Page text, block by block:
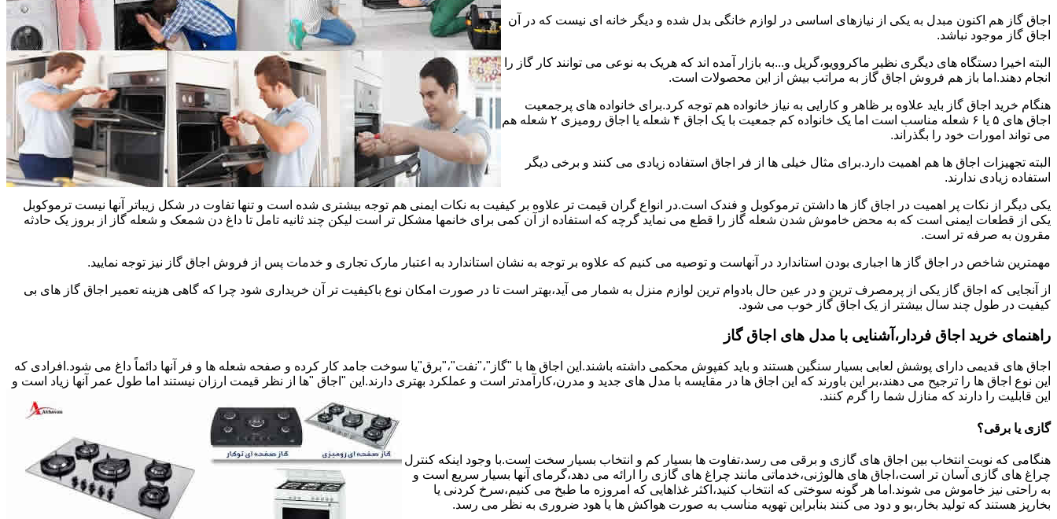
اجاق گاز هم اکنون مبدل به یکی از نیازهای اساسی در لوازم خانگی بدل شده و دیگر خانه ای نیست که در آن
اجاق گاز موجود نباشد.
البته اخیرا دستگاه های دیگری نظیر ماکروویو،گریل و...به بازار آمده اند که هریک به نوعی می توانند کار گاز را
انجام دهند.اما باز هم فروش اجاق گاز به مراتب بیش از این محصولات است.
هنگام خرید اجاق گاز باید علاوه بر ظاهر و کارایی به نیاز خانواده هم توجه کرد.برای خانواده های پرجمعیت
اجاق های ۵ یا ۶ شعله مناسب است اما یک خانواده کم جمعیت با یک اجاق ۴ شعله یا اجاق رومیزی ۲ شعله هم
می تواند امورات خود را بگذراند.
البته تجهیزات اجاق ها هم اهمیت دارد.برای مثال خیلی ها از فر اجاق استفاده زیادی می کنند و برخی دیگر
استفاده زیادی ندارند.
یکی دیگر از نکات پر اهمیت در اجاق گاز ها داشتن ترموکوبل و فندک است.در انواع گران قیمت تر علاوه بر کیفیت به نکات ایمنی هم توجه بیشتری شده است و تنها تفاوت در شکل زیباتر آنها نیست ترموکوبل
یکی از قطعات ایمنی است که به محض خاموش شدن شعله گاز را قطع می نماید گرچه که استفاده از آن کمی برای خانمها مشکل تر است لیکن چند ثانیه تامل تا داغ دن شمعک و شعله گاز از بروز یک حادثه
مقرون به صرفه تر است.
مهمترین شاخص در اجاق گاز ها اجباری بودن استاندارد در آنهاست و توصیه می کنیم که علاوه بر توجه به نشان استاندارد به اعتبار مارک تجاری و خدمات پس از فروش اجاق گاز نیز توجه نمایید.
از آنجایی که اجاق گاز یکی از پرمصرف ترین و در عین حال بادوام ترین لوازم منزل به شمار می آید،بهتر است تا در صورت امکان نوع باکیفیت تر آن خریداری شود چرا که گاهی هزینه تعمیر اجاق گاز های بی
کیفیت در طول چند سال بیشتر از یک اجاق گاز خوب می شود.
راهنمای خرید اجاق فردار،آشنایی با مدل های اجاق گاز
اجاق های قدیمی دارای پوشش لعابی بسیار سنگین هستند و باید کفپوش محکمی داشته باشند.این اجاق ها با "گاز"،"نفت"،"برق"یا سوخت جامد کار کرده و صفحه شعله ها و فر آنها دائماً داغ می شود.افرادی که
این نوع اجاق ها را ترجیح می دهند،بر این باورند که این اجاق ها در مقایسه با مدل های جدید و مدرن،کارآمدتر است و عملکرد بهتری دارند.این "اجاق "ها از نظر قیمت ارزان نیستند اما طول عمر آنها زیاد است و
این قابلیت را دارند که منازل شما را گرم کنند.
گازی یا برقی؟
هنگامی که نوبت انتخاب بین اجاق های گازی و برقی می رسد،تفاوت ها بسیار کم و انتخاب بسیار سخت است.با وجود اینکه کنترل
چراغ های گازی آسان تر است،اجاق های هالوژنی،خدماتی مانند چراغ های گازی را ارائه می دهد،گرمای آنها بسیار سریع است و
به راحتی نیز خاموش می شوند.اما هر گونه سوختی که انتخاب کنید،اکثر غذاهایی که امروزه ما طبخ می کنیم،سرخ کردنی یا
بخارپز هستند که تولید بخار،بو و دود می کنند بنابراین تهویه مناسب به صورت هواکش ها یا هود ضروری به نظر می رسد.